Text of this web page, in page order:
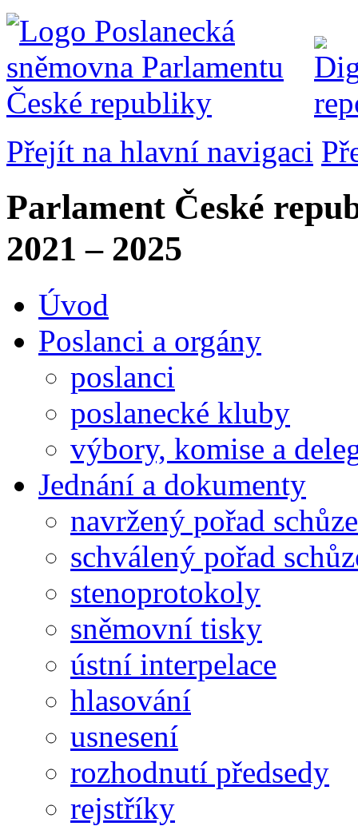
Přejít na hlavní navigaci
Parlament České
2021 – 2025
Úvod
Poslanci a orgány
poslanci
poslanecké kluby
výbory, komise a
Jednání a dokumenty
navržený pořad schůze
schválený pořad
stenoprotokoly
sněmovní tisky
ústní interpelace
hlasování
usnesení
rozhodnutí předsedy
rejstříky